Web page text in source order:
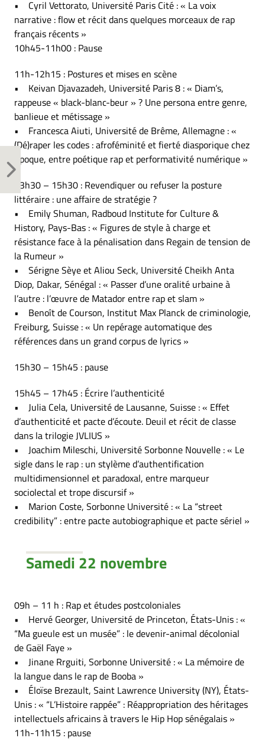
• Cyril Vettorato, Université Paris Cité : « La voix
narrative : flow et récit dans quelques morceaux de rap
français récents »
10h45-11h00 : Pause
11h-12h15 : Postures et mises en scène
• Keivan Djavazadeh, Université Paris 8 : « Diam’s,
rappeuse « black-blanc-beur » ? Une persona entre genre,
banlieue et métissage »
• Francesca Aiuti, Université de Brême, Allemagne : «
(Dé)raper les codes : afroféminité et fierté diasporique chez
Epoque, entre poétique rap et performativité numérique »
13h30 – 15h30 : Revendiquer ou refuser la posture
littéraire : une affaire de stratégie ?
• Emily Shuman, Radboud Institute for Culture &
History, Pays-Bas : « Figures de style à charge et
résistance face à la pénalisation dans Regain de tension de
la Rumeur »
• Sérigne Sèye et Aliou Seck, Université Cheikh Anta
Diop, Dakar, Sénégal : « Passer d’une oralité urbaine à
l’autre : l’œuvre de Matador entre rap et slam »
• Benoît de Courson, Institut Max Planck de criminologie,
Freiburg, Suisse : « Un repérage automatique des
références dans un grand corpus de lyrics »
15h30 – 15h45 : pause
15h45 – 17h45 : Écrire l’authenticité
• Julia Cela, Université de Lausanne, Suisse : « Effet
d’authenticité et pacte d’écoute. Deuil et récit de classe
dans la trilogie JVLIUS »
• Joachim Mileschi, Université Sorbonne Nouvelle : « Le
sigle dans le rap : un stylème d’authentification
multidimensionnel et paradoxal, entre marqueur
sociolectal et trope discursif »
• Marion Coste, Sorbonne Université : « La “street
credibility” : entre pacte autobiographique et pacte sériel »
Samedi 22 novembre
09h – 11 h : Rap et études postcoloniales
• Hervé Georger, Université de Princeton, États-Unis : «
“Ma gueule est un musée” : le devenir-animal décolonial
de Gaël Faye »
• Jinane Rrguiti, Sorbonne Université : « La mémoire de
la langue dans le rap de Booba »
• Éloïse Brezault, Saint Lawrence University (NY), États-
Unis : « “L’Histoire rappée” : Réappropriation des héritages
intellectuels africains à travers le Hip Hop sénégalais »
11h-11h15 : pause